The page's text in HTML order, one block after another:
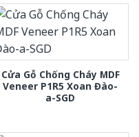
Cửa Gỗ Chống Cháy MDF
Veneer P1R5 Xoan Đào-
a-SGD